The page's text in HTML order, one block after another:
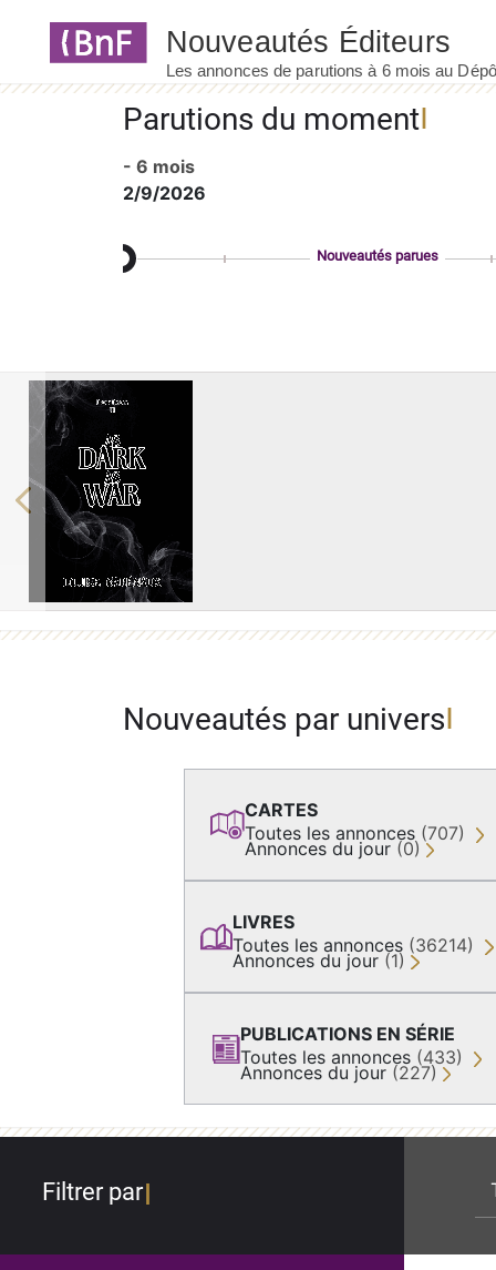
Parutions du moment
- 6 mois
2/9/2026
Nouveautés parues
Previous
Nouveautés par univers
CARTES
Toutes les annonces (707)
Annonces du jour (0)
LIVRES
Toutes les annonces (36214)
Annonces du jour (1)
PUBLICATIONS EN SÉRIE
Toutes les annonces (433)
Annonces du jour (227)
Filtrer par